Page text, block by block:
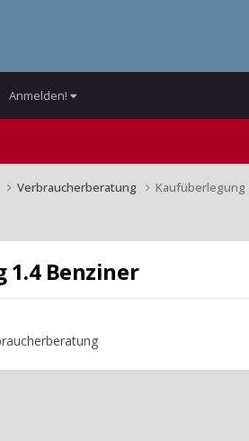
Anmelden!
Verbraucherberatung Kaufüberlegung
Benziner